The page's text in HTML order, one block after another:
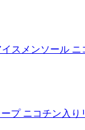
スメンソール ニ
プ ニコチン入り